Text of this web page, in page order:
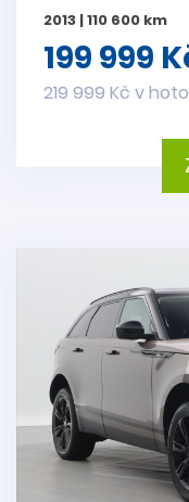
2013 | 110 600 km
199 999
219 999 Kč v